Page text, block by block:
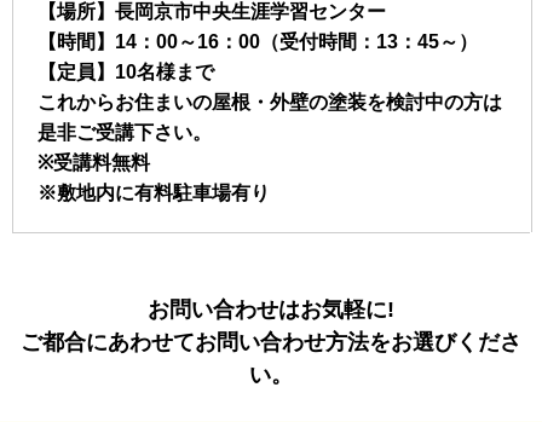
【場所】長岡京市中央生涯学習センター
【時間】14：00～16：00（受付時間：13：45～）
【定員】10名様まで
これからお住まいの屋根・外壁の塗装を検討中の方は
是非ご受講下さい。
※受講料無料
※敷地内に有料駐車場有り
お問い合わせはお気軽に!
ご都合にあわせてお問い合わせ方法をお選びくださ
い。